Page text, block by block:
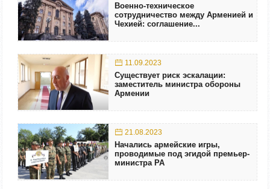
Военно-техническое
сотрудничество между Арменией и
Чехией: соглашение...
11.09.2023
Существует риск эскалации:
заместитель министра обороны
Армении
21.08.2023
Начались армейские игры,
проводимые под эгидой премьер-
министра РА